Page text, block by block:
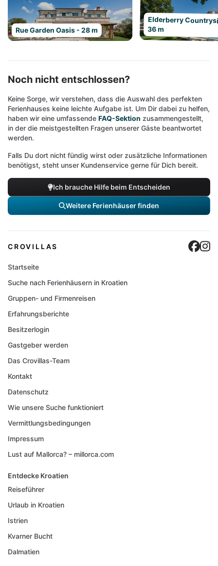
Rue Garden Oasis - 28 m
Elderberry
36 m
Noch nicht entschlossen?
Keine Sorge, wir verstehen, dass die Auswahl des perfekten
Ferienhauses keine leichte Aufgabe ist. Um Dir dabei zu helfen,
haben wir eine umfassende FAQ-Sektion zusammengestellt,
in der die meistgestellten Fragen unserer Gäste beantwortet
werden.
Falls Du dort nicht fündig wirst oder zusätzliche Informationen
benötigst, steht unser Kundenservice gerne für Dich bereit.
Ich brauche Hilfe beim Entscheiden
Weitere Ferienhäuser finden
CROVILLAS
Startseite
Suche nach Ferienhäusern in Kroatien
Gruppen- und Firmenreisen
Erfahrungsberichte
Besitzerlogin
Gastgeber werden
Das Crovillas-Team
Kontakt
Datenschutz
Wie unsere Suche funktioniert
Vermittlungsbedingungen
Impressum
Lust auf Mallorca? – millorca.com
Entdecke Kroatien
Reiseführer
Urlaub in Kroatien
Istrien
Kvarner Bucht
Dalmatien